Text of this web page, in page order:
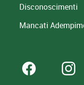
Disconoscimenti
Mancati